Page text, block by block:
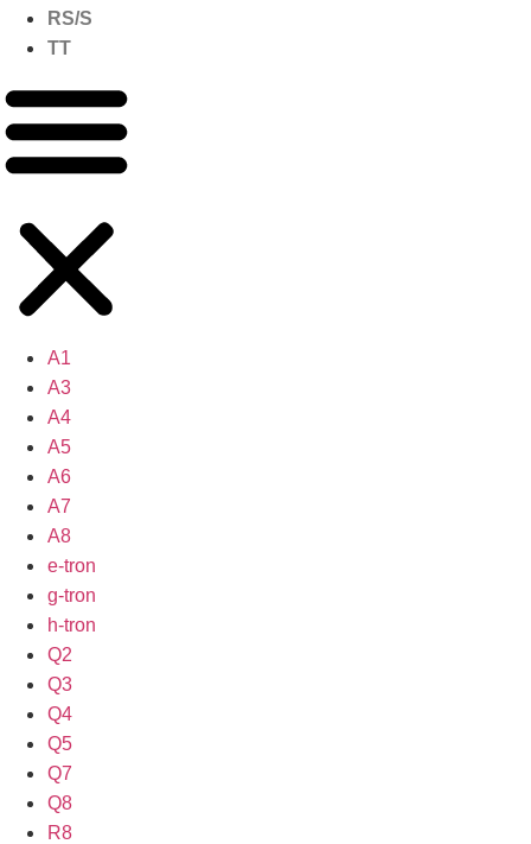
RS/S
TT
A1
A3
A4
A5
A6
A7
A8
e-tron
g-tron
h-tron
Q2
Q3
Q4
Q5
Q7
Q8
R8